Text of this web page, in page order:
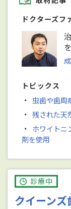
ドクターズフ
トピックス
・ 虫歯や歯周
・ 残された天
・ ホワイトニ
剤を使用
診療中
クイーンズ